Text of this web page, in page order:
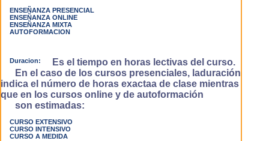
ENSEÑANZA PRESENCIAL
ENSEÑANZA ONLINE
ENSEÑANZA MIXTA
AUTOFORMACION
Duracion:
Es el tiempo en horas lectivas del curso.
En el caso de los cursos presenciales, laduración
indica el número de horas exactaa de clase mientras
que en los cursos online y de autoformación
son estimadas:
CURSO EXTENSIVO
CURSO INTENSIVO
CURSO A MEDIDA